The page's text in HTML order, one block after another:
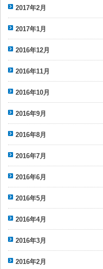
2017年2月
2017年1月
2016年12月
2016年11月
2016年10月
2016年9月
2016年8月
2016年7月
2016年6月
2016年5月
2016年4月
2016年3月
2016年2月